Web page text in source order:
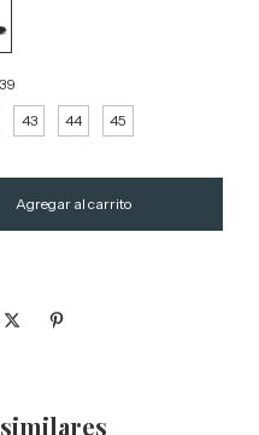
39
43 44 45